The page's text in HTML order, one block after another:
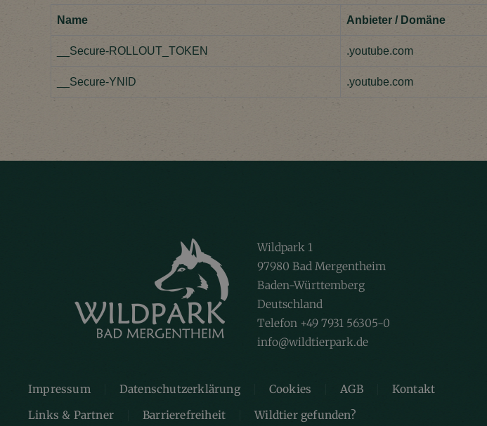
Name Anbieter / Domäne
__Secure-ROLLOUT_TOKEN .youtube.com
__Secure-YNID .youtube.com
Wildpark 1
97980 Bad Mergentheim
Baden-Württemberg
Deutschland
Telefon +49 7931 56305-0
info@wildtierpark.de
Impressum Datenschutzerklärung Cookies AGB
Kontakt
Links & Partner
Barrierefreiheit Wildtier gefunden?